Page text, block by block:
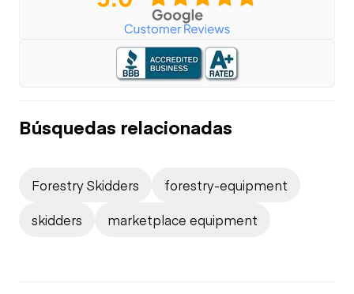
Búsquedas relacionadas
Forestry Skidders
forestry-equipment
skidders
marketplace equipment